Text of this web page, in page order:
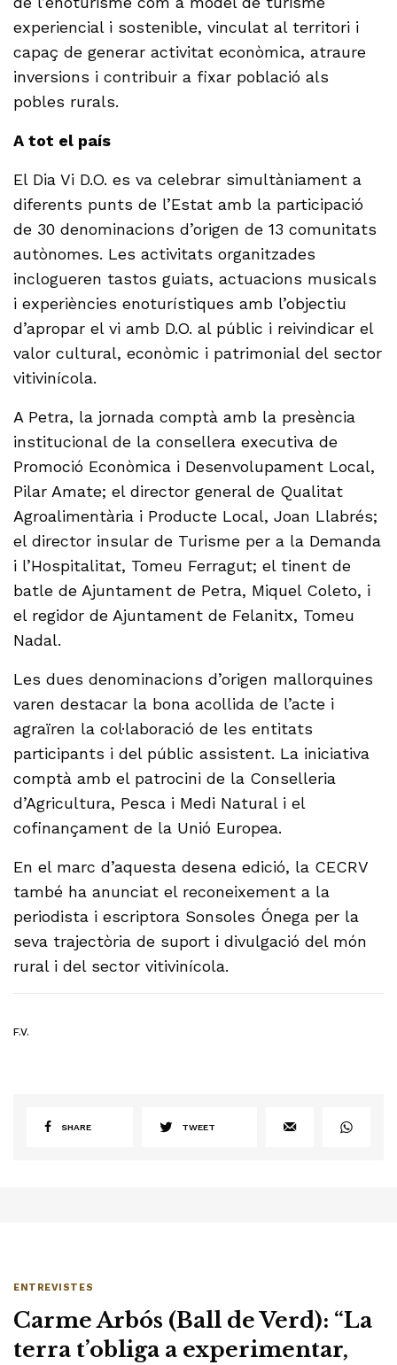
experiencial i sostenible, vinculat al territori i
capaç de generar activitat econòmica, atraure
inversions i contribuir a fixar població als
pobles rurals.
A tot el país
El Dia Vi D.O. es va celebrar simultàniament a
diferents punts de l’Estat amb la participació
de 30 denominacions d’origen de 13 comunitats
autònomes. Les activitats organitzades
inclogueren tastos guiats, actuacions musicals
i experiències enoturístiques amb l’objectiu
d’apropar el vi amb D.O. al públic i reivindicar el
valor cultural, econòmic i patrimonial del sector
vitivinícola.
A Petra, la jornada comptà amb la presència
institucional de la consellera executiva de
Promoció Econòmica i Desenvolupament Local,
Pilar Amate; el director general de Qualitat
Agroalimentària i Producte Local, Joan Llabrés;
el director insular de Turisme per a la Demanda
i l’Hospitalitat, Tomeu Ferragut; el tinent de
batle de Ajuntament de Petra, Miquel Coleto, i
el regidor de Ajuntament de Felanitx, Tomeu
Nadal.
Les dues denominacions d’origen mallorquines
varen destacar la bona acollida de l’acte i
agraïren la col·laboració de les entitats
participants i del públic assistent. La iniciativa
comptà amb el patrocini de la Conselleria
d’Agricultura, Pesca i Medi Natural i el
cofinançament de la Unió Europea.
En el marc d’aquesta desena edició, la CECRV
també ha anunciat el reconeixement a la
periodista i escriptora Sonsoles Ónega per la
seva trajectòria de suport i divulgació del món
rural i del sector vitivinícola.
F.V.
SHARE TWEET
ENTREVISTES
Carme Arbós (Ball de Verd): “La
terra t’obliga a experimentar,